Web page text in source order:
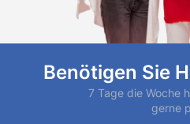
Benötigen Sie
7 Tage die Woche
gerne